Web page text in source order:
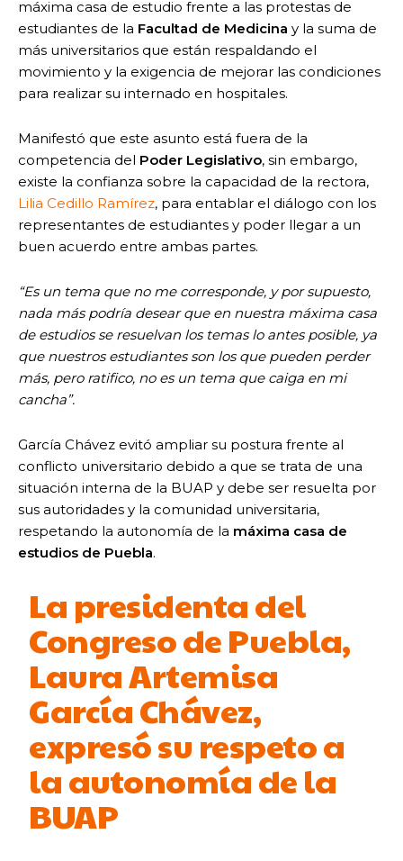
máxima casa de estudio frente a las protestas de
estudiantes de la Facultad de Medicina y la suma de
más universitarios que están respaldando el
movimiento y la exigencia de mejorar las condiciones
para realizar su internado en hospitales.
Manifestó que este asunto está fuera de la
competencia del Poder Legislativo, sin embargo,
existe la confianza sobre la capacidad de la rectora,
Lilia Cedillo Ramírez, para entablar el diálogo con los
representantes de estudiantes y poder llegar a un
buen acuerdo entre ambas partes.
“Es un tema que no me corresponde, y por supuesto,
nada más podría desear que en nuestra máxima casa
de estudios se resuelvan los temas lo antes posible, ya
que nuestros estudiantes son los que pueden perder
más, pero ratifico, no es un tema que caiga en mi
cancha”.
García Chávez evitó ampliar su postura frente al
conflicto universitario debido a que se trata de una
situación interna de la BUAP y debe ser resuelta por
sus autoridades y la comunidad universitaria,
respetando la autonomía de la máxima casa de
estudios de Puebla.
La presidenta del
Congreso de Puebla,
Laura Artemisa
García Chávez,
expresó su respeto a
la autonomía de la
BUAP